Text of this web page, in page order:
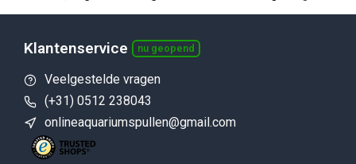
Klantenservice nu geopend
Veelgestelde vragen
(+31) 0512 238043
onlineaquariumspullen@gmail.com